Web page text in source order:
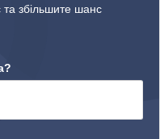
та збільшите шанс